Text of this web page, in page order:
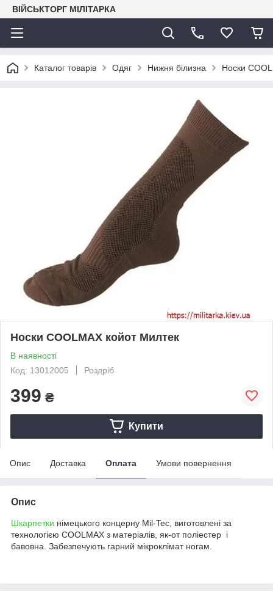
ВІЙСЬКТОРГ МІЛІТАРКА
Каталог товарів Одяг Нижня білизна Носки
Носки COOLMAX койот Милтек
В наявності
Код: 13012005
Роздріб
399 ₴
Купити
Опис Доставка Оплата Умови повернення
Опис
Шкарпетки німецького концерну Mil-Tec, виготовлені за
технологією COOLMAX з матеріалів, як-от поліестер і
бавовна. Забезпечують гарний мікроклімат ногам.